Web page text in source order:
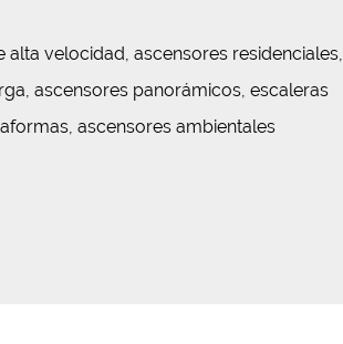
velocidad, ascensores residenciales,
ascensores panorámicos, escaleras
ascensores ambientales